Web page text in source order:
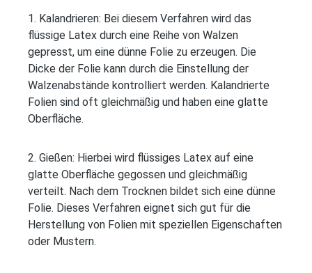
1. Kalandrieren: Bei diesem Verfahren wird das
flüssige Latex durch eine Reihe von Walzen
gepresst, um eine dünne Folie zu erzeugen. Die
Dicke der Folie kann durch die Einstellung der
Walzenabstände kontrolliert werden. Kalandrierte
Folien sind oft gleichmäßig und haben eine glatte
Oberfläche.
2. Gießen: Hierbei wird flüssiges Latex auf eine
glatte Oberfläche gegossen und gleichmäßig
verteilt. Nach dem Trocknen bildet sich eine dünne
Folie. Dieses Verfahren eignet sich gut für die
Herstellung von Folien mit speziellen Eigenschaften
oder Mustern.